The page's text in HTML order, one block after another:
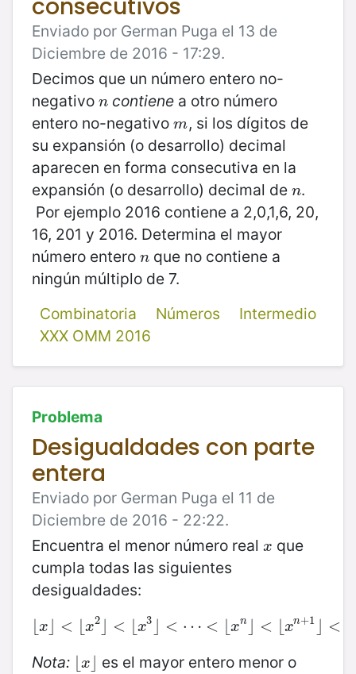
consecutivos
Enviado por German Puga el 13 de
Diciembre de 2016 - 17:29.
Decimos que un número entero no-
negativo n
n contiene a otro número
entero no-negativo m
m, si los dígitos de
su expansión (o desarrollo) decimal
aparecen en forma consecutiva en la
expansión (o desarrollo) decimal de n
n.
Por ejemplo 2016 contiene a 2,0,1,6, 20,
16, 201 y 2016. Determina el mayor
número entero n
n que no contiene a
ningún múltiplo de 7.
Combinatoria
Números
Intermedio
XXX OMM 2016
Problema
Desigualdades con parte
entera
Enviado por German Puga el 11 de
Diciembre de 2016 - 22:22.
Encuentra el menor número real x
x que
cumpla todas las siguientes
desigualdades:
⌊x < x2 < x3 < ⋯ < ⌊xn < xn+1 <
x⌋< x2 <⌊ 3⌋<⋯<⌊x n⌋< xn 1⌋<…
Nota:
x
x⌋
es el mayor entero menor o